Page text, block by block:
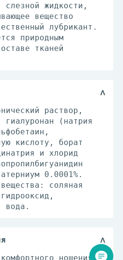
жидкости,
вещество
лубрикант.
природным
тканей
раствор,
гиалуронан (натрия
кислоту, борат
и хлорид
0.0001%.
соляная
вода.
ношения